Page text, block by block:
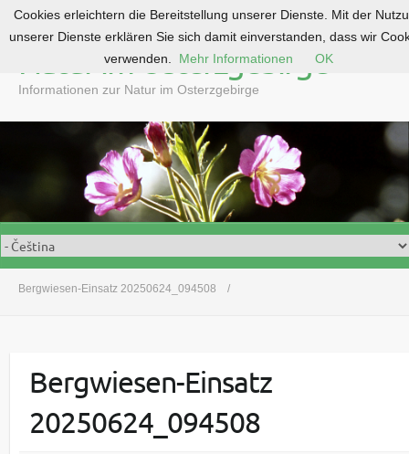
o
e
n
Natur im Osterzgebirge
Informationen zur Natur im Osterzgebirge
Bergwiesen-Einsatz 20250624_094508
Bergwiesen-Einsatz
20250624_094508
Cookies erleichtern die Bereitstellung unserer Dienste. Mit der
unserer Dienste erklären Sie sich damit einverstanden, dass wir
verwenden.
Mehr Informationen OK